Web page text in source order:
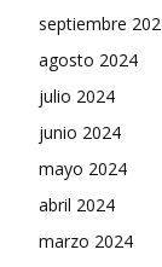
septiembre
agosto 2024
julio 2024
junio 2024
mayo 2024
abril 2024
marzo 2024